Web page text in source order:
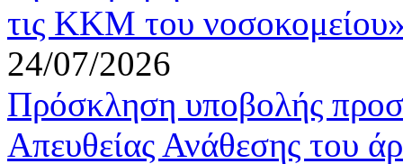
τις ΚΚΜ του
24/07/2026
Πρόσκληση υποβολής
Απευθείας Ανάθεσης του